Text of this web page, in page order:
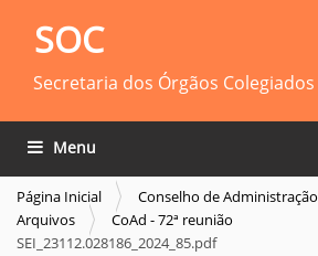
SOC
Secretaria dos Órgãos Colegiados
Toggle navigation
Página Inicial Conselho de Administração
Arquivos
CoAd - 72ª reunião
SEI_23112.028186_2024_85.pdf